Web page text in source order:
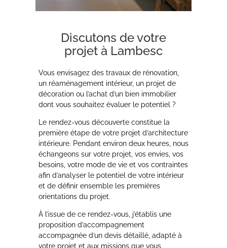
Discutons de votre
projet à Lambesc
Vous envisagez des travaux de rénovation,
un réaménagement intérieur, un projet de
décoration ou l’achat d’un bien immobilier
dont vous souhaitez évaluer le potentiel ?
Le rendez-vous découverte constitue la
première étape de votre projet d’architecture
intérieure. Pendant environ deux heures, nous
échangeons sur votre projet, vos envies, vos
besoins, votre mode de vie et vos contraintes
afin d’analyser le potentiel de votre intérieur
et de définir ensemble les premières
orientations du projet.
À l’issue de ce rendez-vous, j’établis une
proposition d’accompagnement
accompagnée d’un devis détaillé, adapté à
votre projet et aux missions que vous